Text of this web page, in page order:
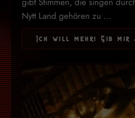
Nytt Land gehören zu ...
Ich will mehr! Gib